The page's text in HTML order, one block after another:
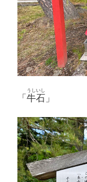
「 牛石
うしいし
」